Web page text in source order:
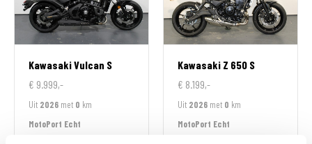
KawasakiVulcan S
€ 9.999,-
Uit 2026 met 0 km
MotoPort Echt
Kawasaki Z 650 S
€ 8.199,-
Uit 2026 met 0 km
MotoPort Echt